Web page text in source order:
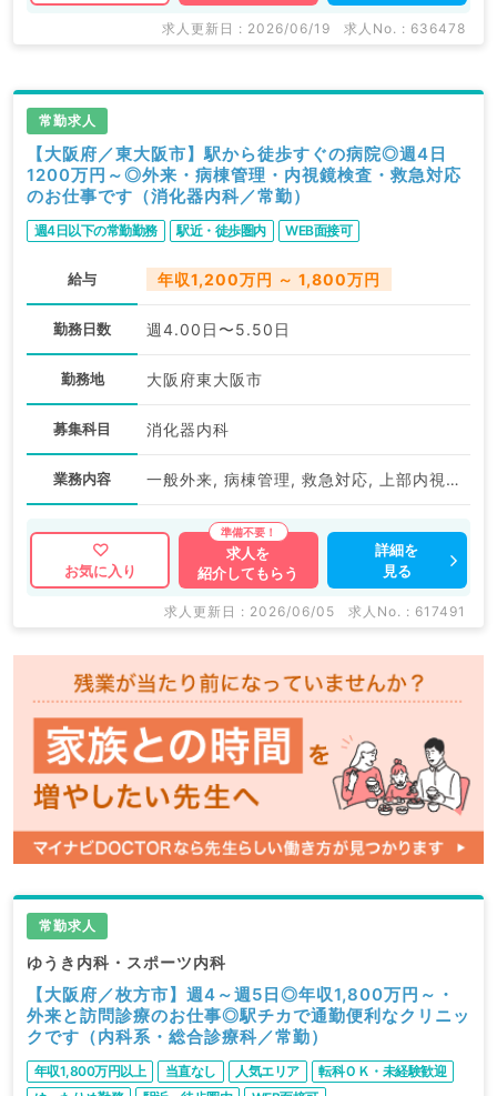
求人更新日 : 2026/06/19 求人No. : 636478
常勤求人
【大阪府／東大阪市】駅から徒歩すぐの病院◎週4日
1200万円～◎外来・病棟管理・内視鏡検査・救急対応
のお仕事です（消化器内科／常勤）
週4日以下の常勤勤務 駅近・徒歩圏内 WEB面接可
給与 年収1,200万円 ～ 1,800万円
勤務日数 週4.00日〜5.50日
勤務地 大阪府東大阪市
募集科目 消化器内科
業務内容 一般外来, 病棟管理, 救急対応, 上部内視鏡検査（ＧＦ）, 下部内視鏡検査（ＣＦ）
お気に入り
求人を
紹介してもらう
詳細を
見る
求人更新日 : 2026/06/05 求人No. : 617491
常勤求人
ゆうき内科・スポーツ内科
【大阪府／枚方市】週4～週5日◎年収1,800万円～・
外来と訪問診療のお仕事◎駅チカで通勤便利なクリニッ
クです（内科系・総合診療科／常勤）
年収1,800万円以上 当直なし 人気エリア
転科ＯＫ・未経験歓迎